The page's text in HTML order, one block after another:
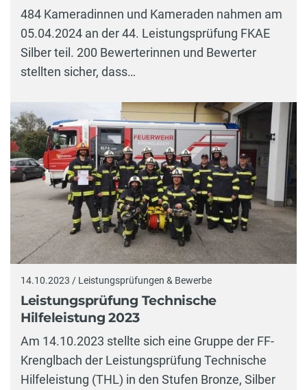
484 Kameradinnen und Kameraden nahmen am
05.04.2024 an der 44. Leistungsprüfung FKAE
Silber teil. 200 Bewerterinnen und Bewerter
stellten sicher, dass…
14.10.2023 / Leistungsprüfungen & Bewerbe
Leistungsprüfung Technische
Hilfeleistung 2023
Am 14.10.2023 stellte sich eine Gruppe der FF-
Krenglbach der Leistungsprüfung Technische
Hilfeleistung (THL) in den Stufen Bronze, Silber